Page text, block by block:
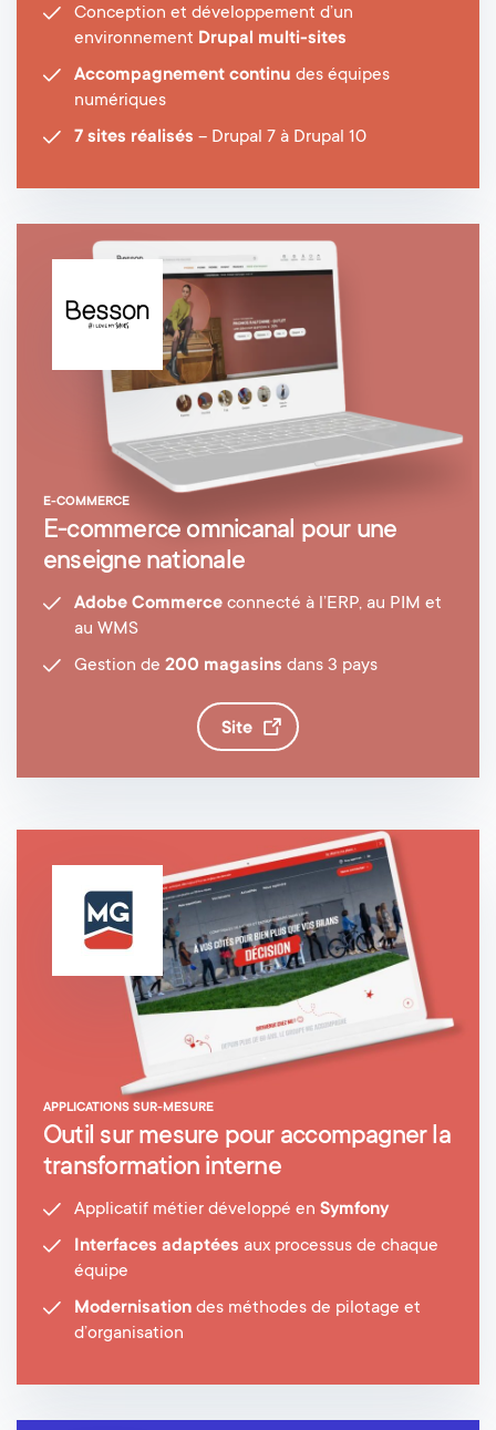
Conception et développement d’un
environnement Drupal multi-sites
Accompagnement continu des équipes
numériques
7 sites réalisés – Drupal 7 à Drupal 10
E-COMMERCE
E-commerce omnicanal pour une
enseigne nationale
Adobe Commerce connecté à l’ERP, au PIM et
au WMS
Gestion de 200 magasins dans 3 pays
site
APPLICATIONS SUR-MESURE
Outil sur mesure pour accompagner la
transformation interne
Applicatif métier développé en Symfony
Interfaces adaptées aux processus de chaque
équipe
Modernisation des méthodes de pilotage et
d’organisation